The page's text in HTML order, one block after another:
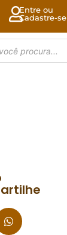
Entre ou
Cadastre-se